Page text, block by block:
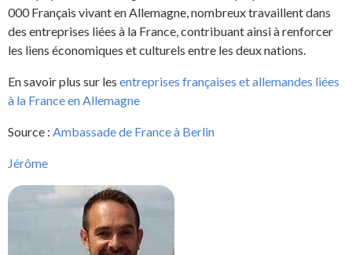
000 Français vivant en Allemagne, nombreux travaillent dans
des entreprises liées à la France, contribuant ainsi à renforcer
les liens économiques et culturels entre les deux nations.
En savoir plus sur les entreprises françaises et allemandes liées
à la France en Allemagne
Source : Ambassade de France à Berlin
Jérôme